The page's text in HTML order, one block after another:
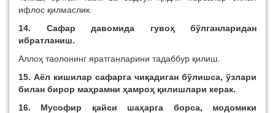
ифлос қилмаслик.
14. Сафар давомида гувоҳ бўлганларидан
ибратланиш.
Аллоҳ таолонинг яратганларини тадаббур қилиш.
15. Аёл кишилар сафарга чиқадиган бўлишса, ўзлари
билан бирор маҳрамни ҳамроҳ қилишлари керак.
16. Мусофир қайси шаҳарга борса, модомики